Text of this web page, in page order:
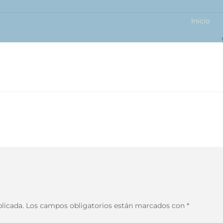
Primary
Inicio
Los campos obligatorios están marcados con *